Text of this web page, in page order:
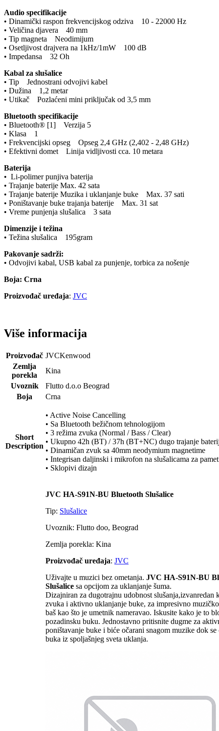
Audio specifikacije
• Dinamički raspon frekvencijskog odziva 10 - 22000 Hz
• Veličina djavera 40 mm
• Tip magneta Neodimijum
• Osetljivost drajvera na 1kHz/1mW 100 dB
• Impedansa 32 Oh
Kabal za slušalice
• Tip Jednostrani odvojivi kabel
• Dužina 1,2 metar
• Utikač Pozlaćeni mini priključak od 3,5 mm
Bluetooth specifikacije
• Bluetooth® [1] Verzija 5
• Klasa 1
• Frekvencijski opseg Opseg 2,4 GHz (2,402 - 2,48 GHz)
• Efektivni domet Linija vidljivosti cca. 10 metara
Baterija
• Li-polimer punjiva baterija
• Trajanje baterije Max. 42 sata
• Trajanje baterije Muzika i uklanjanje buke Max. 37 sati
• Poništavanje buke trajanja baterije Max. 31 sat
• Vreme punjenja slušalica 3 sata
Dimenzije i težina
• Težina slušalica 195gram
Pakovanje sadrži:
• Odvojivi kabal, USB kabal za punjenje, torbica za nošenje
Boja: Crna
Proizvođač uređaja: JVC
Više informacija
Proizvođač JVCKenwood
Zemlja
porekla
Kina
Uvoznik
Flutto d.o.o Beograd
Boja
Crna
Short
Description
• Active Noise Cancelling
• Sa Bluetooth bežičnom tehnologijom
• 3 režima zvuka (Normal / Bass / Clear)
• Ukupno 42h (BT) / 37h (BT+NC) dugo trajanje
• Dinamičan zvuk sa 40mm neodymium magnetime
• Integrisan daljinski i mikrofon na slušalicama za
• Sklopivi dizajn
JVC HA-S91N-BU Bluetooth Slušalice
Tip: Slušalice
Uvoznik: Flutto doo, Beograd
Zemlja porekla: Kina
Proizvođač uređaja: JVC
Uživajte u muzici bez ometanja. JVC HA-S91N-BU
Slušalice sa opcijom za uklanjanje šuma.
Dizajniran za dugotrajnu udobnost slušanja,izvanredan
zvuka i aktivno uklanjanje buke, za impresivno
baš kao što je umetnik nameravao. Iskusite kako je to
pozadinsku buku. Jednostavno pritisnite dugme za
poništavanje buke i biće očarani snagom muzike dok se
buka iz spoljašnjeg sveta uklanja.